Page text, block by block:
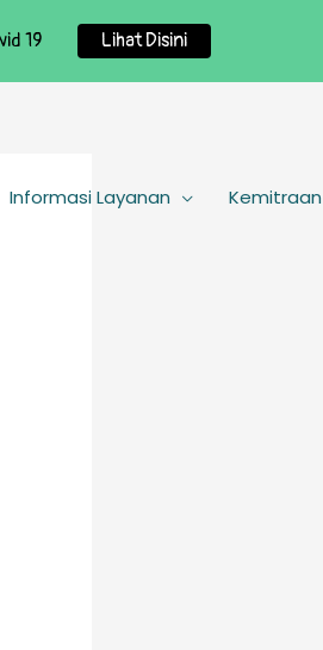
Informasi Layanan Kemitraan
19 Lihat Disini